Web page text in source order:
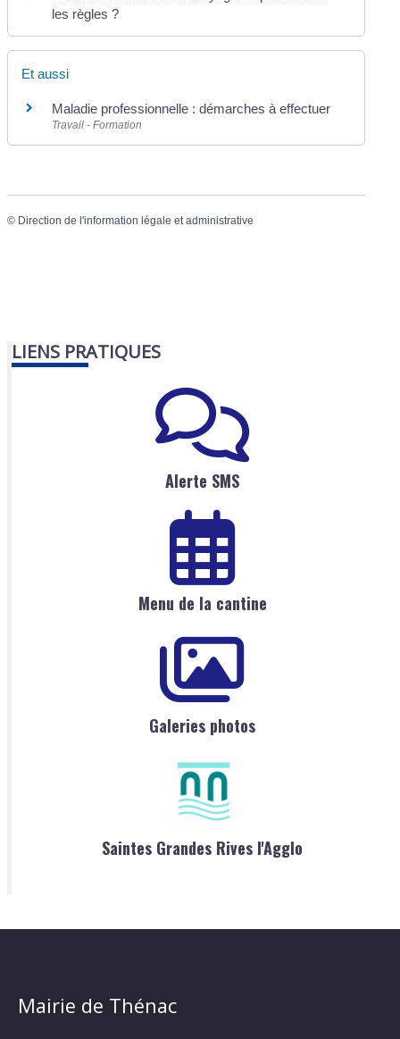
les règles ?
Et aussi
Maladie professionnelle : démarches à effectuer
Travail - Formation
© Direction de l'information légale et administrative
LIENS PRATIQUES
Alerte SMS
Menu de la cantine
Galeries photos
Saintes Grandes Rives l'Agglo
Mairie de Thénac